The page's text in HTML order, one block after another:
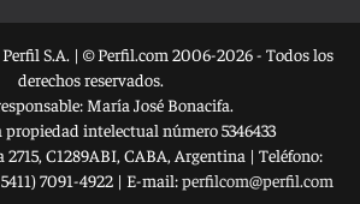
S.A. | © Perfil.com 2006-2026 - Todos los
derechos reservados.
María José Bonacifa.
propiedad intelectual número 5346433
, C1289ABI, CABA, Argentina | Teléfono:
7091-4922| E-mail:perfilcom@perfil.com